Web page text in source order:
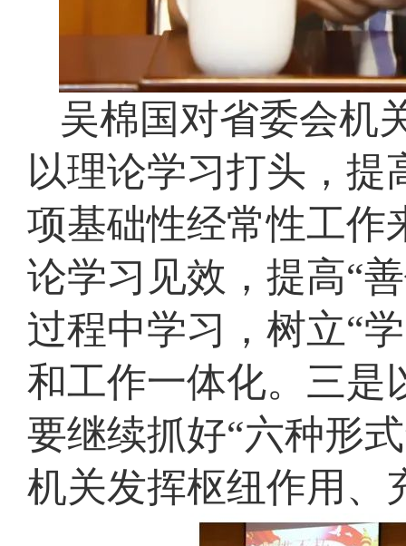
吴棉国对省委会机
以理论学习打头，提
项基础性经常性工作
论学习见效，提高“
过程中学习，树立“
和工作一体化。三是
要继续抓好“六种形
机关发挥枢纽作用、